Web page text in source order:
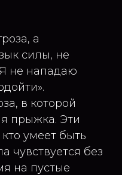
а
силы, не
не нападаю
в которой
прыжка. Эти
умеет быть
чувствуется без
на пустые